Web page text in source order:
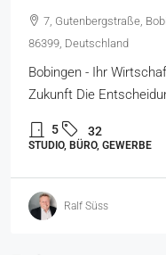
7, Gutenbergstraße,
86399, Deutschland
Bobingen - Ihr
Zukunft Die
5 32
STUDIO, BÜRO, GEWERBE
Ralf Süss